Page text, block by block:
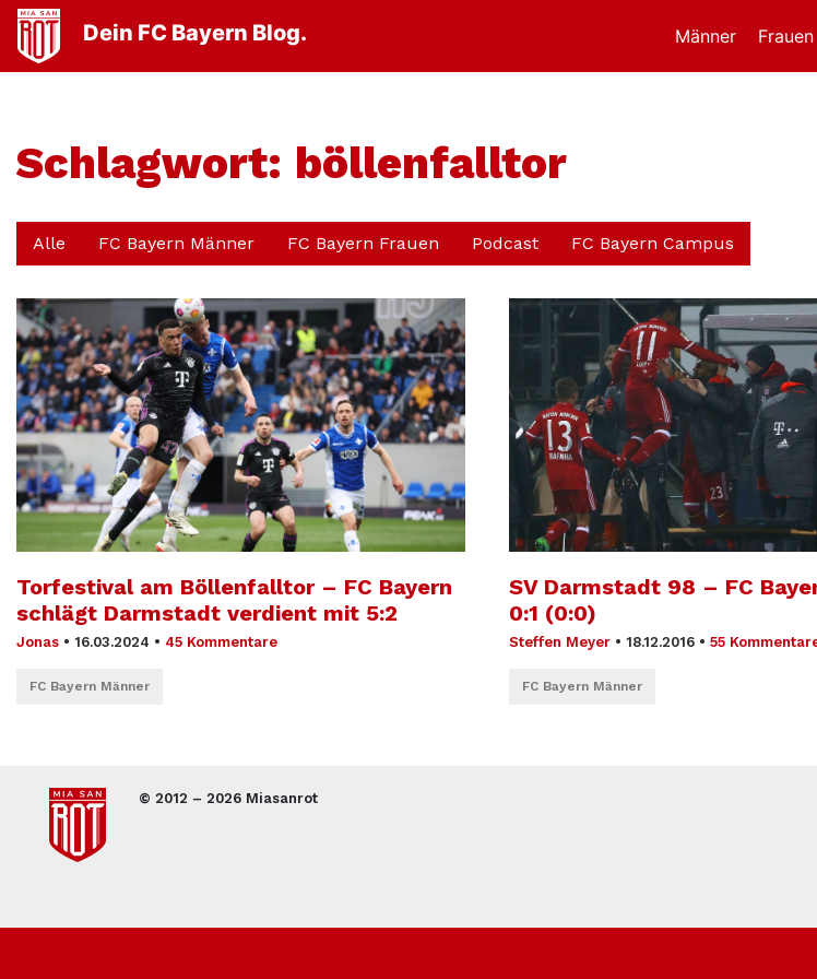
Dein FC Bayern Blog. Männer Frauen
Schlagwort: böllenfalltor
Alle FC Bayern Männer FC Bayern Frauen Podcast FC Bayern Campus
Torfestival am Böllenfalltor – FC Bayern
schlägt Darmstadt verdient mit 5:2
Jonas • 16.03.2024 • 45 Kommentare
FC Bayern Männer
SV Darmstadt 98 – FC
0:1 (0:0)
Steffen Meyer • 18.12.2016 • 55
FC Bayern Männer
© 2012 – 2026 Miasanrot